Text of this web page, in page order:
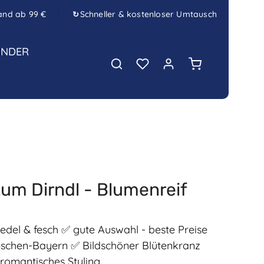
ab 99 € ↻Schneller & kostenloser Umtausch
Warenkorb
Dirndl - Blumenreif
& fesch ✅ gute Auswahl - beste Preise
Bayern ✅ Bildschöner Blütenkranz